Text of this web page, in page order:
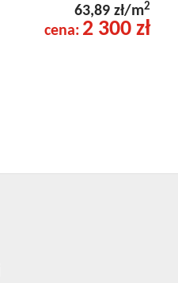
63,89 zł/m2
cena: 2 300 zł